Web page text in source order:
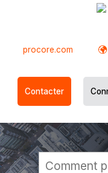
procore.com
Contacter